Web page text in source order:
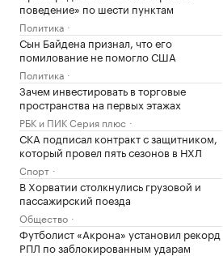
поведение» по шести пунктам
Политика
Сын Байдена признал, что его
помилование не помогло США
Политика
Зачем инвестировать в торговые
пространства на первых этажах
РБК и ПИК Серия плюс
СКА подписал контракт с защитником,
который провел пять сезонов в НХЛ
Спорт
В Хорватии столкнулись грузовой и
пассажирский поезда
Общество
Футболист «Акрона» установил рекорд
РПЛ по заблокированным ударам